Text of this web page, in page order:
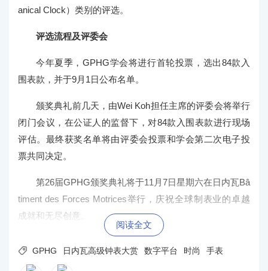
anical Clock）类别的评选。
评选流程及评委会
今年夏季，GPHG学会将进行首轮投票，选出84款入
围表款，并于9月1日公布名单。
颁奖典礼前几天，由Wei Koh担任主席的评委会将举行
闭门会议，在公证人的监督下，对84款入围表款进行现场
评估。最终获奖名单将由评委会投票和学会第二次电子投
票共同决定。
第26届GPHG颁奖典礼将于11月7日星期六在日内瓦Bâ
timent des Forces Motrices举行，庆祝全球制表业的卓越
成就和无尽创意。
阅读全文
 GPHG 日内瓦高级钟表大赏 数字平台 时尚 手表